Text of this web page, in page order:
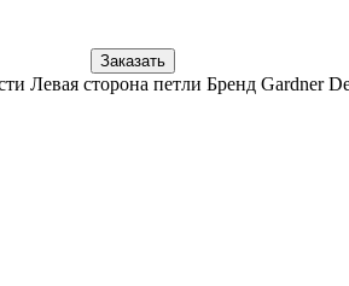
Заказать
Левая сторона петли Бренд Gardner